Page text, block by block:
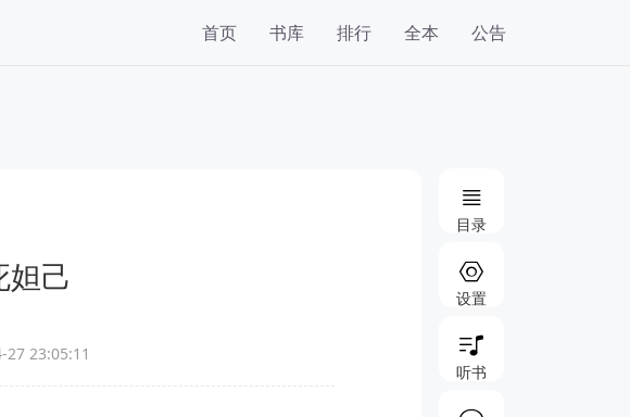
首页 书库 排行 全本 公告
己
27 23:05:11
目录
设置
听书